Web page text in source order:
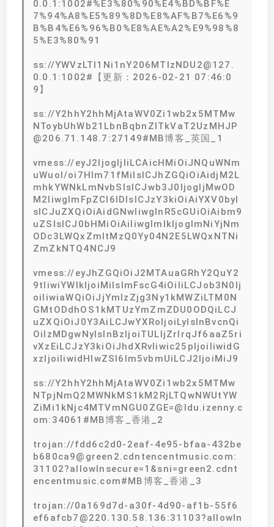
0.0.1:1002#%E3%80%90%E4%BD%BF%E
7%94%A8%E5%89%8D%E8%AF%B7%E6%9
B%B4%E6%96%B0%E8%AE%A2%E9%98%8
5%E3%80%91
ss://YWVzLTI1Ni1nY206MTIzNDU2@127.
0.0.1:1002#【更新：2026-02-21 07:46:0
9】
ss://Y2hhY2hhMjAtaWV0Zi1wb2x5MTMw
NToybUhWb21LbnBqbnZlTkVaT2UzMHJP
@206.71.148.7:27149#MB博客_英国_1
vmess://eyJ2IjogIjIiLCAicHMiOiJNQuWNm
uWuol/oi7Hlm71fMiIsICJhZGQiOiAidjM2L
mhkYWNkLmNvbSIsICJwb3J0IjogIjMwOD
M2IiwgImFpZCI6IDIsICJzY3kiOiAiYXV0byI
sICJuZXQiOiAidGNwIiwgInR5cGUiOiAibm9
uZSIsICJ0bHMiOiAiIiwgImlkIjogImNiYjNm
ODc3LWQxZmItMzQ0Yy04N2E5LWQxNTNi
ZmZkNTQ4NCJ9
vmess://eyJhZGQiOiJ2MTAuaGRhY2QuY2
9tIiwiYWlkIjoiMiIsImFscG4iOiIiLCJob3N0Ij
oiIiwiaWQiOiJjYmIzZjg3Ny1kMWZiLTM0N
GMtODdhOS1kMTUzYmZmZDU0ODQiLCJ
uZXQiOiJ0Y3AiLCJwYXRoIjoiLyIsInBvcnQi
OiIzMDgwNyIsInBzIjoiTULljZrlrqJf6aaZ5ri
vXzEiLCJzY3kiOiJhdXRvIiwic25pIjoiIiwidG
xzIjoiIiwidHlwZSI6Im5vbmUiLCJ2IjoiMiJ9
ss://Y2hhY2hhMjAtaWV0Zi1wb2x5MTMw
NTpjNmQ2MWNkMS1kM2RjLTQwNWUtYW
ZiMi1kNjc4MTVmNGU0ZGE=@ldu.izenny.c
om:34061#MB博客_香港_2
trojan://fdd6c2d0-2eaf-4e95-bfaa-432be
b680ca9@green2.cdntencentmusic.com:
31102?allowInsecure=1&sni=green2.cdnt
encentmusic.com#MB博客_香港_3
trojan://0a169d7d-a30f-4d90-af1b-55f6
ef6afcb7@220.130.58.136:31103?allowIn